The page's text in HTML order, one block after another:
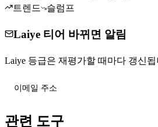
트렌드
슬럼프
Laiye 티어 바뀌면 알림
Laiye 등급은 재평가할 때마다 갱신
관련 도구